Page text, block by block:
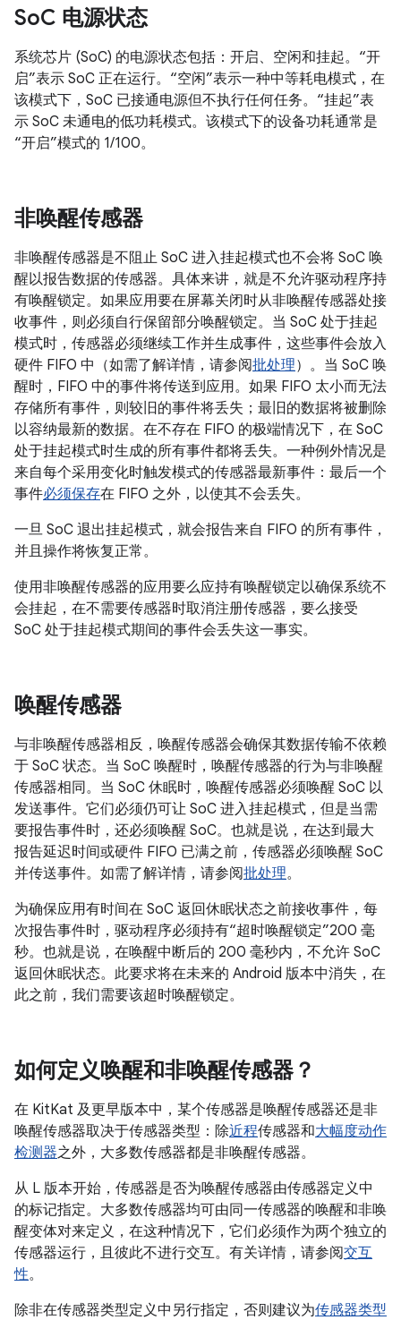
SoC 电源状态
系统芯片 (SoC) 的电源状态包括：开启、空闲和挂起。“开
启”表示 SoC 正在运行。“空闲”表示一种中等耗电模式，在
该模式下，SoC 已接通电源但不执行任何任务。“挂起”表
示 SoC 未通电的低功耗模式。该模式下的设备功耗通常是
“开启”模式的 1/100。
非唤醒传感器
非唤醒传感器是不阻止 SoC 进入挂起模式也不会将 SoC 唤
醒以报告数据的传感器。具体来讲，就是不允许驱动程序持
有唤醒锁定。如果应用要在屏幕关闭时从非唤醒传感器处接
收事件，则必须自行保留部分唤醒锁定。当 SoC 处于挂起
模式时，传感器必须继续工作并生成事件，这些事件会放入
硬件 FIFO 中（如需了解详情，请参阅批处理）。当 SoC 唤
醒时，FIFO 中的事件将传送到应用。如果 FIFO 太小而无法
存储所有事件，则较旧的事件将丢失；最旧的数据将被删除
以容纳最新的数据。在不存在 FIFO 的极端情况下，在 SoC
处于挂起模式时生成的所有事件都将丢失。一种例外情况是
来自每个采用变化时触发模式的传感器最新事件：最后一个
事件必须保存在 FIFO 之外，以使其不会丢失。
一旦 SoC 退出挂起模式，就会报告来自 FIFO 的所有事件，
并且操作将恢复正常。
使用非唤醒传感器的应用要么应持有唤醒锁定以确保系统不
会挂起，在不需要传感器时取消注册传感器，要么接受
SoC 处于挂起模式期间的事件会丢失这一事实。
唤醒传感器
与非唤醒传感器相反，唤醒传感器会确保其数据传输不依赖
于 SoC 状态。当 SoC 唤醒时，唤醒传感器的行为与非唤醒
传感器相同。当 SoC 休眠时，唤醒传感器必须唤醒 SoC 以
发送事件。它们必须仍可让 SoC 进入挂起模式，但是当需
要报告事件时，还必须唤醒 SoC。也就是说，在达到最大
报告延迟时间或硬件 FIFO 已满之前，传感器必须唤醒 SoC
并传送事件。如需了解详情，请参阅批处理。
为确保应用有时间在 SoC 返回休眠状态之前接收事件，每
次报告事件时，驱动程序必须持有“超时唤醒锁定”200 毫
秒。也就是说，在唤醒中断后的 200 毫秒内，不允许 SoC
返回休眠状态。 此要求将在未来的 Android 版本中消失，在
此之前，我们需要该超时唤醒锁定。
如何定义唤醒和非唤醒传感器？
在 KitKat 及更早版本中，某个传感器是唤醒传感器还是非
唤醒传感器取决于传感器类型：除近程传感器和大幅度动作
检测器之外，大多数传感器都是非唤醒传感器。
从 L 版本开始，传感器是否为唤醒传感器由传感器定义中
的标记指定。大多数传感器均可由同一传感器的唤醒和非唤
醒变体对来定义，在这种情况下，它们必须作为两个独立的
传感器运行，且彼此不进行交互。有关详情，请参阅交互
性。
除非在传感器类型定义中另行指定，否则建议为传感器类型